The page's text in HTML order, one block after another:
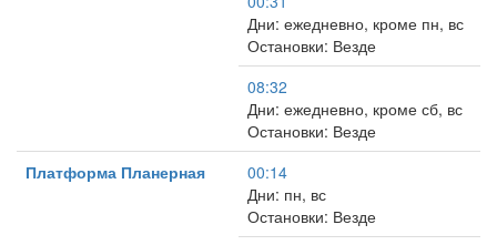
Дни: ежедневно, кроме пн, вс
Остановки: Везде
08:32
Дни: ежедневно, кроме сб, вс
Остановки: Везде
Платформа Планерная
00:14
Дни: пн, вс
Остановки: Везде